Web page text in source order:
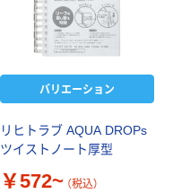
バリエーション
リヒトラブ AQUA DROPs
ツイストノート厚型
￥572~ （税込）